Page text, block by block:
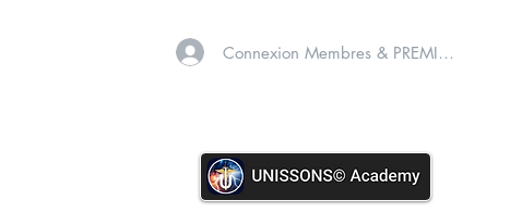
Connexion Membres & PREMIUM